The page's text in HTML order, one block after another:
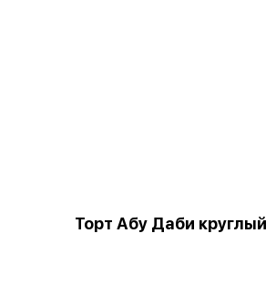
Торт Абу Даби круглый